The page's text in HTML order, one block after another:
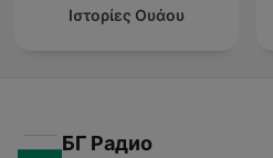
Ιστορίες Ουάου
БГ Радио